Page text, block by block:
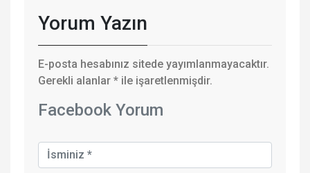
Yorum Yazın
E-posta hesabınız sitede yayımlanmayacaktır.
Gerekli alanlar * ile işaretlenmişdir.
Facebook Yorum